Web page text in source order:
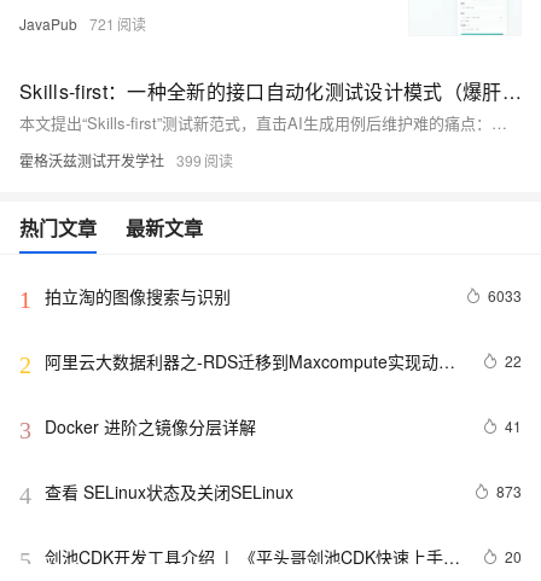
JavaPub 721
Skills-first：一种全新的接口自动化测试设计模式（爆肝万字实操）
本文提出“Skills-first”测试新范式，直击AI生成用例后维护难的痛点：告别“人驱动AI”，转向“事件驱动”。通过感知层捕获变化、决策层输出结构化操作原语、执行层精准落地，实现用例自动演进。实测将接口变更响应从2小时压缩至4分钟，释放80%机械维护人力。
霍格沃兹测试开发学社 399
热门文章 最新文章
1 拍立淘的图像搜索与识别 6033
2
阿里云大数据利器之-RDS迁移到Maxcompute实现动态
22
3 Docker 进阶之镜像分层详解 41
4 查看 SELinux状态及关闭SELinux 873
5 剑池CDK开发工具介绍  |  《平头哥剑池CDK快速上手指
20